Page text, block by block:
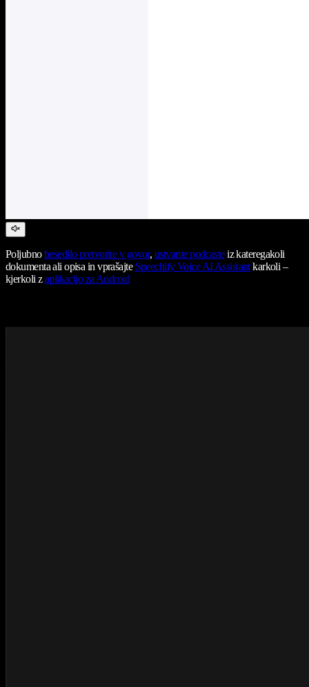
Poljubnobesedilo pretvorite v govor, ustvarite podcasteiz kateregakoli
dokumenta ali opisa in vprašajte Speechify Voice AI Assistantkarkoli –
kjerkoli zaplikacijo za Android